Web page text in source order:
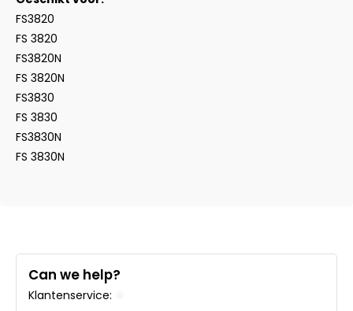
FS3820
FS 3820
FS3820N
FS 3820N
FS3830
FS 3830
FS3830N
FS 3830N
Can we help?
Klantenservice: